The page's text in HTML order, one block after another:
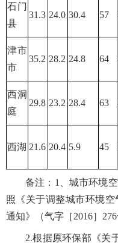
石门
县
31.3 24.0 30.4 57
津市
市
35.2 28.2 24.8 64
西洞
庭
29.8 23.2 28.4 63
西湖 21.6 20.4 5.9 45
备注：1、城市环境
照《关于调整城市环境
通知》（气字［2016］276
2.根据原环保部《关